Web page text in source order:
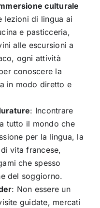
culturale
lezioni di lingua ai
e pasticceria,
alle escursioni a
ogni attività
conoscere la
in modo diretto e
: Incontrare
tutto il mondo che
per la lingua, la
vita francese,
che spesso
del soggiorno.
: Non essere un
guidate, mercati